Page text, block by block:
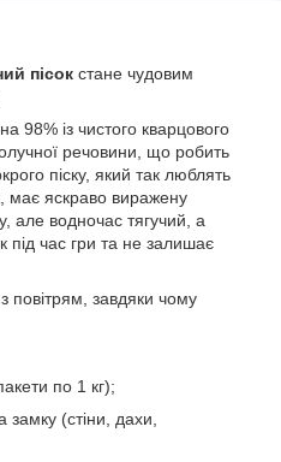
пісок стане чудовим
98% із чистого кварцового
речовини, що робить
піску, який так люблять
має яскраво виражену
але водночас тягучий, а
час гри та не залишає
повітрям, завдяки чому
по 1 кг);
(стіни, дахи,